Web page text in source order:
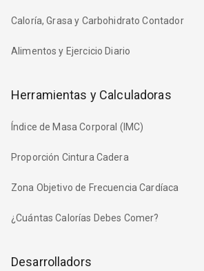
Caloría, Grasa y Carbohidrato Contador
Alimentos y Ejercicio Diario
Herramientas y Calculadoras
Índice de Masa Corporal (IMC)
Proporción Cintura Cadera
Zona Objetivo de Frecuencia Cardíaca
¿Cuántas Calorías Debes Comer?
Desarrolladors